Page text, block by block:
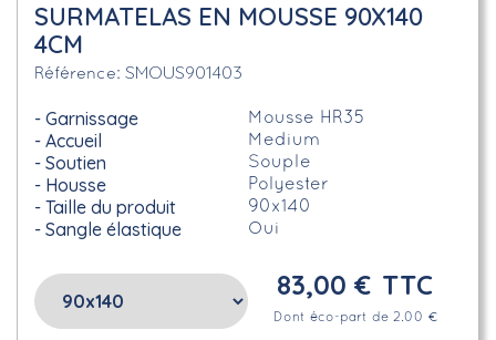
SURMATELAS EN MOUSSE 90X140
4CM
Référence SMOUS901403
Garnissage Mousse HR35
Accueil Medium
Soutien Souple
Housse Polyester
Taille du produit 90x140
Sangle élastique Oui
83,00 € TTC
Dont éco-part de 2.00 €